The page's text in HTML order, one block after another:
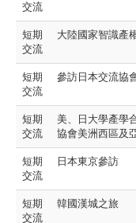
交流
短期
交流
大陸國家智識產
短期
交流
參訪日本交流協
短期
交流
美、日大學產學
協會美洲西區及
短期
交流
日本東京參訪
短期
交流
韓國漢城之旅